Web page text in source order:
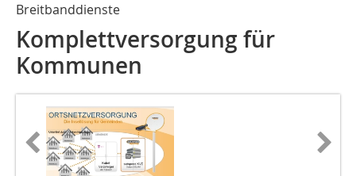
Breitbanddienste
Komplettversorgung für
Kommunen